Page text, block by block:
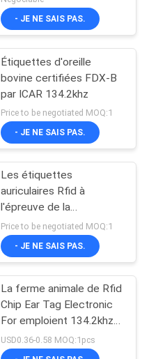
- JE NE SAIS PAS.
Étiquettes d'oreille
bovine certifiées FDX-B
par ICAR 134.2khz
Price to be negotiated MOQ:1
- JE NE SAIS PAS.
Les étiquettes
auriculaires Rfid à
l'épreuve de la
manipulation en plastique
TPU certifiées ICAR
134.2khz
Price to be negotiated MOQ:1
- JE NE SAIS PAS.
La ferme animale de Rfid
Chip Ear Tag Electronic
For emploient 134.2khz
FDX-B
USD0.36-0.58 MOQ:1pcs